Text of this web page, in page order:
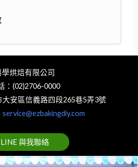
學烘焙有限公司
：(02)2706-0000
大安區信義路四段265巷5弄3號
service@ezbakingdiy.com
LINE 與我聯絡